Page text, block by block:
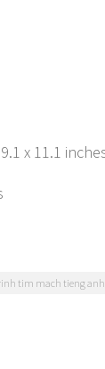
x 11.1
tim mach tieng anh